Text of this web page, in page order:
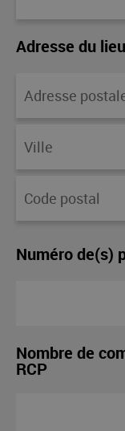
Adresse du
Numéro de(s)
Nombre de
RCP